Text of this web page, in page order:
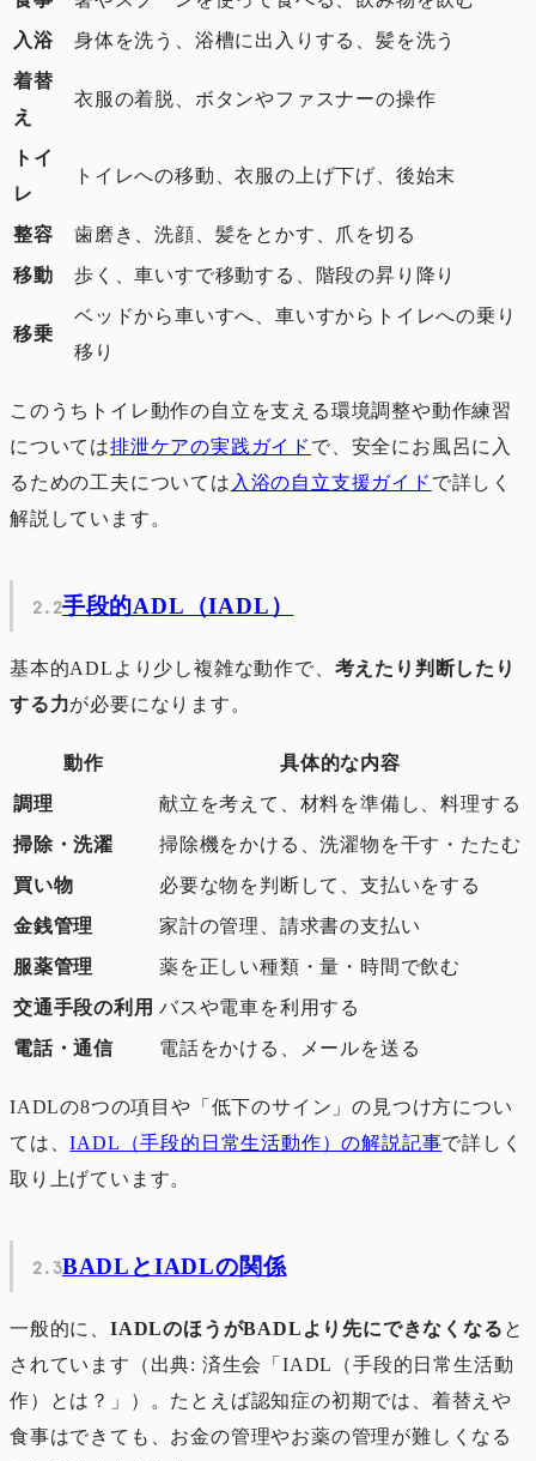
入浴
身体を洗う、浴槽に出入りする、髪を洗う
着替
え
衣服の着脱、ボタンやファスナーの操作
トイ
レ
トイレへの移動、衣服の上げ下げ、後始末
整容
歯磨き、洗顔、髪をとかす、爪を切る
移動
歩く、車いすで移動する、階段の昇り降り
移乗
ベッドから車いすへ、車いすからトイレへの乗り
移り
このうちトイレ動作の自立を支える環境調整や動作練習
については排泄ケアの実践ガイド で、安全にお風呂に入
るための工夫については 入浴の自立支援ガイド で詳しく
解説しています。
手段的ADL（IADL）
基本的ADLより少し複雑な動作で、 考えたり判断したり
する力が必要になります。
動作
具体的な内容
調理
献立を考えて、材料を準備し、料理する
掃除・洗濯
掃除機をかける、洗濯物を干す・たたむ
買い物
必要な物を判断して、支払いをする
金銭管理
家計の管理、請求書の支払い
服薬管理
薬を正しい種類・量・時間で飲む
交通手段の利用 バスや電車を利用する
電話・通信
電話をかける、メールを送る
IADLの8つの項目や「低下のサイン」の見つけ方につい
ては、IADL（手段的日常生活動作）の解説記事で詳しく
取り上げています。
BADLとIADLの関係
一般的に、 IADLのほうがBADLより先にできなくなる と
されています（出典: 済生会「IADL（手段的日常生活動
作）とは？」）。たとえば認知症の初期では、着替えや
食事はできても、お金の管理やお薬の管理が難しくなる